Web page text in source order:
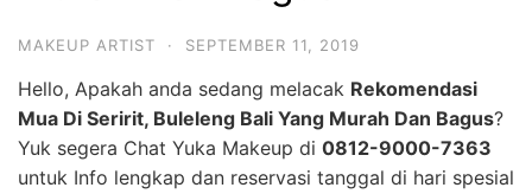
MAKEUP ARTIST · SEPTEMBER 11, 2019
Hello, Apakah anda sedang melacak Rekomendasi
Mua Di Seririt, Buleleng Bali Yang Murah Dan Bagus?
Yuk segera Chat Yuka Makeup di 0812-9000-7363
untuk Info lengkap dan reservasi tanggal di hari spesial